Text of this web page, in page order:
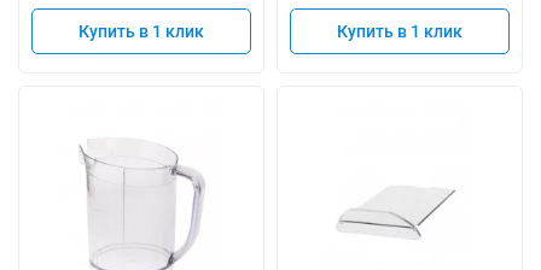
Купить в 1 клик Купить в 1 клик